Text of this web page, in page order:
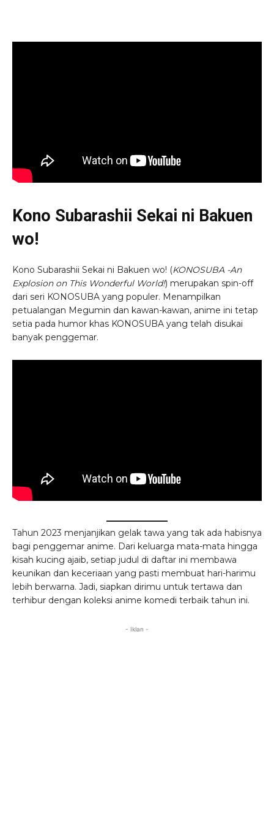
Kono Subarashii Sekai ni Bakuen
wo!
Kono Subarashii Sekai ni Bakuen wo! (KONOSUBA -An
Explosion on This Wonderful World!) merupakan spin-off
dari seri KONOSUBA yang populer. Menampilkan
petualangan Megumin dan kawan-kawan, anime ini tetap
setia pada humor khas KONOSUBA yang telah disukai
banyak penggemar.
Tahun 2023 menjanjikan gelak tawa yang tak ada habisnya
bagi penggemar anime. Dari keluarga mata-mata hingga
kisah kucing ajaib, setiap judul di daftar ini membawa
keunikan dan keceriaan yang pasti membuat hari-harimu
lebih berwarna. Jadi, siapkan dirimu untuk tertawa dan
terhibur dengan koleksi anime komedi terbaik tahun ini.
- Iklan -